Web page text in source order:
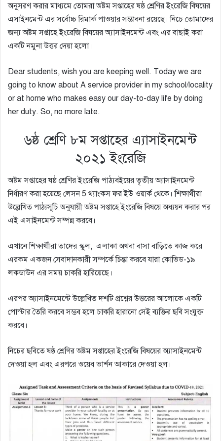
অনুসরণ করার মাধ্যমে তোমরা অষ্টম সপ্তাহের ষষ্ঠ শ্রেণির ইংরেজি বিষয়ের
এসাইনমেন্ট এর সর্বোচ্চ রিমার্ক পাওয়ার সম্ভাবনা রয়েছে।নিচে তোমাদের
জন্য অষ্টম সপ্তাহে ইংরেজি বিষয়ের অ্যাসাইনমেন্ট এবং এর বাছাই করা
একটি নমুনা উত্তর দেয়া হলো।
Dear students, wish you are keeping well. Today we are
going to know about A service provider in my school/locality
or at home who makes easy our day-to-day life by doing
her duty. So, no more late.
৬ষ্ঠ শ্রেণি ৮ম সপ্তাহের এ্যাসাইনমেন্ট
২০২১ ইংরেজি
অষ্টম সপ্তাহের ষষ্ঠ শ্রেণির ইংরেজি পাঠ্যবইয়ের তৃতীয় অ্যাসাইনমেন্ট
নির্ধারণ করা হয়েছে লেসন 5 থ্যাংকস ফর ইউ ওয়ার্ক থেকে। শিক্ষার্থীরা
উল্লেখিত পাঠ্যসূচি অনুযায়ী অষ্টম সপ্তাহে ইংরেজি বিষয়ে অধ্যয়ন করার পর
এই এসাইনমেন্ট সম্পন্ন করবে।
এখানে শিক্ষার্থীরা তাদের স্কুল, এলাকা অথবা বাসা বাড়িতে কাজ করে
এরকম একজন সেবাদানকারী সম্পর্কে চিন্তা করবে যারা কোভিড-১৯
লকডাউন এর সময় চাকরি হারিয়েছে।
এরপর অ্যাসাইনমেন্টে উল্লেখিত দশটি প্রশ্নের উত্তরের আলোকে একটি
পোস্টার তৈরি করবে সম্ভব হলে চাকরি হারানো সেই ব্যক্তির ছবি সংযুক্ত
করবে।
নিচের ছবিতে ষষ্ঠ শ্রেণির অষ্টম সপ্তাহের ইংরেজি বিষয়ের অ্যাসাইনমেন্ট
দেওয়া হল এবং এরপরে ওয়েব ভার্শন আকারে দেওয়া হল।